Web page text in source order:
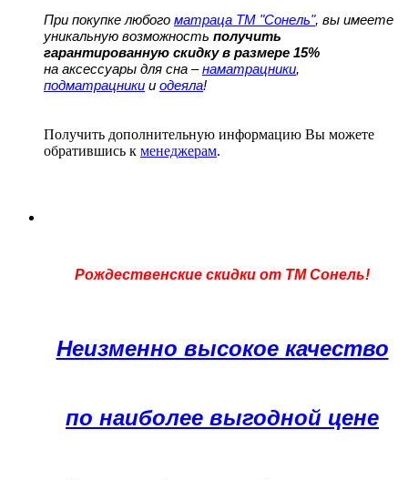
При покупке любого матраца ТМ "Сонель", вы имеете
уникальную возможность получить
гарантированную скидку в размере 15%
на аксессуары для сна –наматрацники,
подматрацники и одеяла!
Получить дополнительную информацию Вы можете
обратившись к менеджерам.
Рождественские скидки от ТМ Сонель!
Неизменно высокое качество
по наиболее выгодной цене